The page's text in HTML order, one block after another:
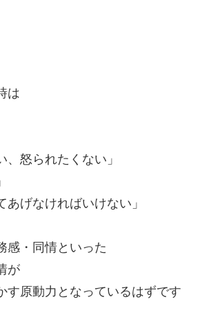
は
、怒られたくない」
あげなければいけない」
感・同情といった
が
す原動力となっているはずです